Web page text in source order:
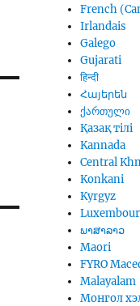
French
Irlandais
Galego
Gujarati
हिन्दी
Հայերեն
ქართული
Қазақ тілі
Kannada
Central
Konkani
Kyrgyz
ພາສາລາວ
Maori
FYRO
Malayalam
Монгол